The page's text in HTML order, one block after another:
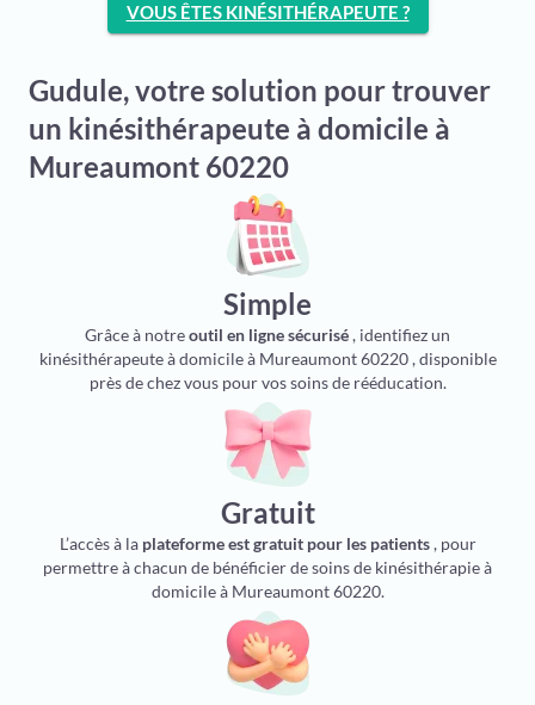
VOUS ÊTES KINÉSITHÉRAPEUTE ?
Gudule, votre solution pour trouver
un kinésithérapeute à domicile à
Mureaumont 60220
Simple
Grâce à notreoutil en ligne sécurisé, identifiez un
kinésithérapeute à domicile à Mureaumont 60220 , disponible
près de chez vous pour vos soins de rééducation.
Gratuit
L’accès à la plateforme est gratuit pour les patients, pour
permettre à chacun de bénéficier de soins de kinésithérapie à
domicile à Mureaumont 60220.